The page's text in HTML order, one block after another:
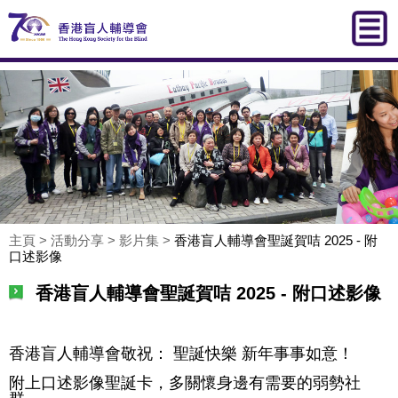
主頁 > 活動分享 > 影片集 > 香港盲人輔導會聖誕賀咭 2025 - 附
口述影像
香港盲人輔導會聖誕賀咭 2025 - 附口述影像
香港盲人輔導會敬祝： 聖誕快樂 新年事事如意！
附上口述影像聖誕卡，多關懷身邊有需要的弱勢社